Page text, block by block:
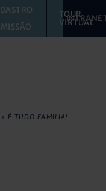
TOUR
VIRTUAL
» É TUDO FAMÍLIA!